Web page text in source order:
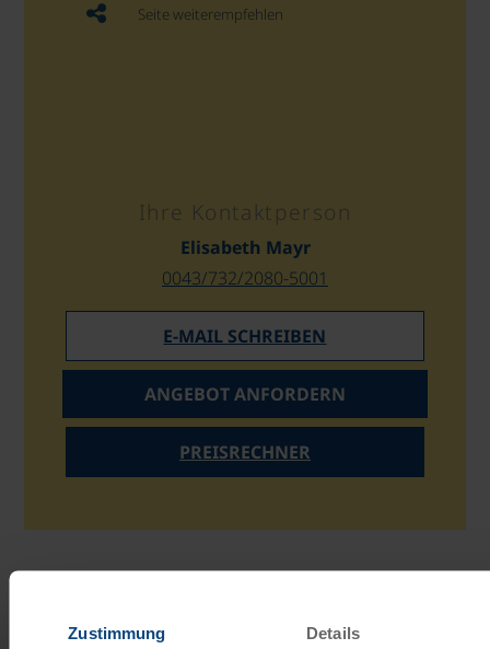
Zustimmung Details
Seite weiterempfehlen
Ihre Kontaktperson
Elisabeth Mayr
0043/732/2080-5001
E-MAIL SCHREIBEN
ANGEBOT ANFORDERN
PREISRECHNER
Unsere Reisekataloge
Radreisen, Kreuzfahrten und